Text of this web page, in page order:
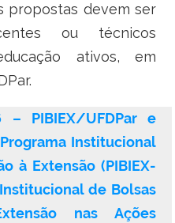
propostas devem ser
ou técnicos
ativos, em
– PIBIEX/UFDPar e
Institucional
à Extensão (PIBIEX-
de Bolsas
nas Ações